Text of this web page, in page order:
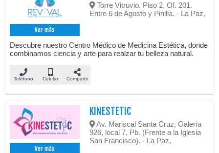
Ver más
Torre Vitruvio. Piso 2, Of. 201.
Entre 6 de Agosto y Pinilla. - La Paz,
Descubre nuestro Centro Médico de Medicina Estética, donde
combinamos ciencia y arte para realzar tu belleza natural.
Teléfono Celular Compartir
Ver más
KINESTETIC
Av. Mariscal Santa Cruz, Galería
926, local 7, Pb. (Frente a la Iglesia
San Francisco). - La Paz,